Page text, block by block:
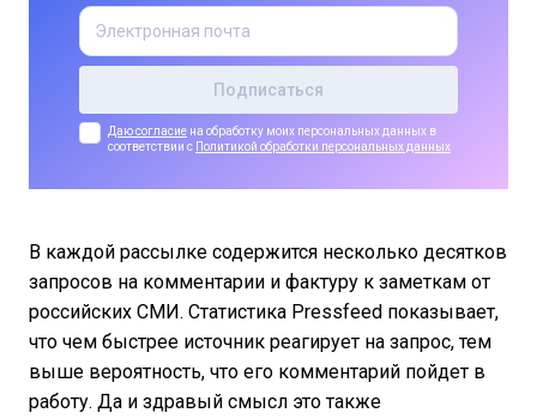
Даю согласие на обработку моих персональных данных в
соответствии с Политикой обработки персональных данных
В каждой рассылке содержится несколько десятков
запросов на комментарии и фактуру к заметкам от
российских СМИ. Статистика Pressfeed показывает,
что чем быстрее источник реагирует на запрос, тем
выше вероятность, что его комментарий пойдет в
работу. Да и здравый смысл это также